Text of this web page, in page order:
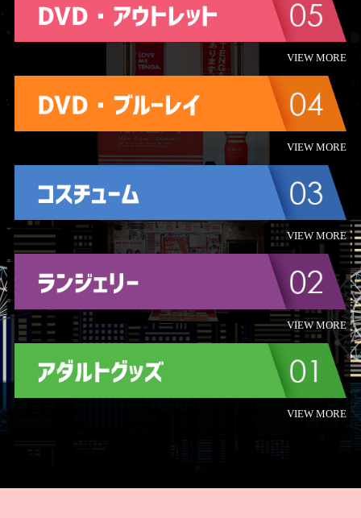
VIEW MORE
VIEW MORE
VIEW MORE
VIEW MORE
VIEW MORE